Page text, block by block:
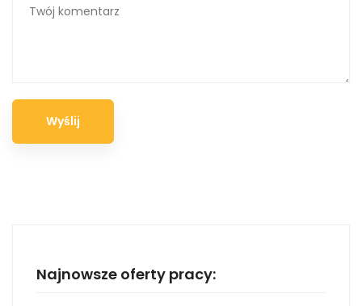
Najnowsze oferty pracy: